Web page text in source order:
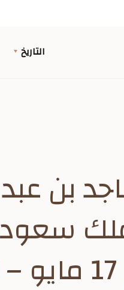
التاريخ
بن